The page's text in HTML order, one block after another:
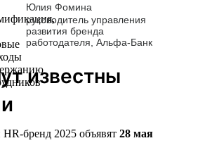
Юлия Фомина
руководитель управления
развития бренда
работодателя, Альфа-Банк
известны
бренд 2025 объявят 28 мая